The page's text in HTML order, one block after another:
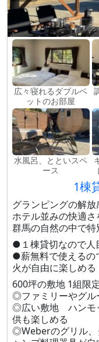
広々寝れるダブルベ
ットのお部屋
水風呂、とといスペ
ース
1棟
グランピングの解放
ホテル並みの快適
群馬の自然の中で
●１棟貸切なので人
●薪無料で使えるの
火が自由に楽しめる
600坪の敷地 1組限
◎ファミリーやグル
◎広い敷地 ハンモ
供も楽しめる
◎Weberのグリル、